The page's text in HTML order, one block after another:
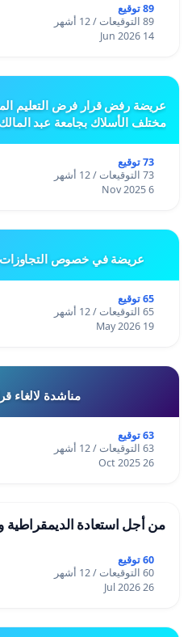
89 توقيع
89 التوقيعات / 12 أشهر
14 Jun 2026
عريضة رفض قرار فرض التعليم
مختلف الأسلاك بجامعة عبد
73 توقيع
73 التوقيعات / 12 أشهر
6 Nov 2025
عريضة في خصوص التجاوزات
65 توقيع
65 التوقيعات / 12 أشهر
19 May 2026
مناشدة لالغاء
63 توقيع
63 التوقيعات / 12 أشهر
26 Oct 2025
من أجل استعادة الديمقراطية
60 توقيع
60 التوقيعات / 12 أشهر
26 Jul 2026